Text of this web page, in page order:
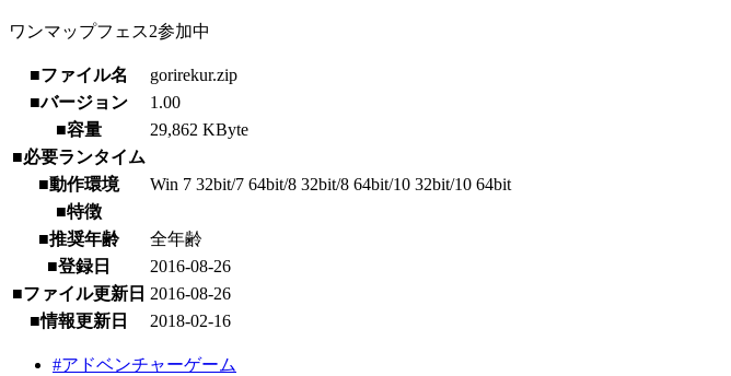
ワンマップフェス2参加中
■ファイル名
gorirekur.zip
■バージョン
1.00
■容量
29,862 KByte
■必要ランタイム
■動作環境
Win 7 32bit/7 64bit/8 32bit/8 64bit/10 32bit/10 64bit
■特徴
■推奨年齢
全年齢
■登録日
2016-08-26
■ファイル更新日 2016-08-26
■情報更新日
2018-02-16
#アドベンチャーゲーム